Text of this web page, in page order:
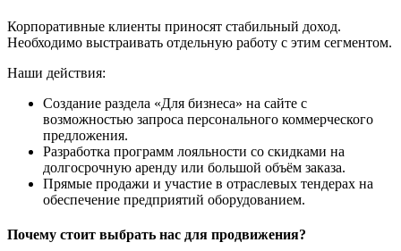
Корпоративные клиенты приносят стабильный доход.
Необходимо выстраивать отдельную работу с этим сегментом.
Наши действия:
Создание раздела «Для бизнеса» на сайте с
возможностью запроса персонального коммерческого
предложения.
Разработка программ лояльности со скидками на
долгосрочную аренду или большой объём заказа.
Прямые продажи и участие в отраслевых тендерах на
обеспечение предприятий оборудованием.
Почему стоит выбрать нас для продвижения?